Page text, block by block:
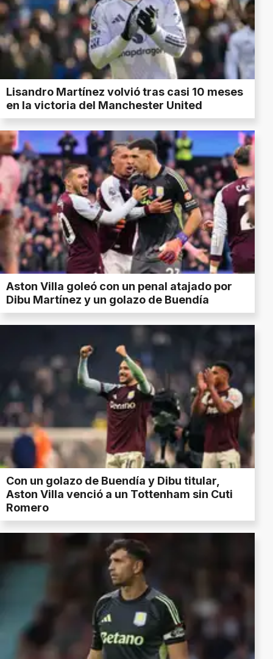
Lisandro Martínez volvió tras casi 10 meses
en la victoria del Manchester United
Aston Villa goleó con un penal atajado por
Dibu Martínez y un golazo de Buendía
Con un golazo de Buendía y Dibu titular,
Aston Villa venció a un Tottenham sin Cuti
Romero